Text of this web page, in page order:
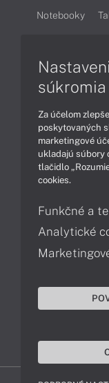
Notebooky
Podpora a
043
súkromia
Za účelom
poskytovaných
marketingové
ukladajú súbory
tlačidlo
cookies.
Funkčné a
Analytické